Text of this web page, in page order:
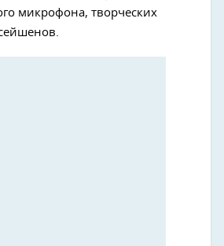
микрофона, творческих